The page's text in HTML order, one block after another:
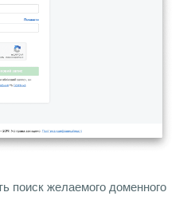
поиск желаемого доменного